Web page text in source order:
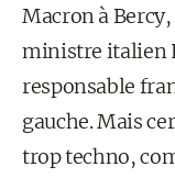
Macron à
ministre italien
responsable
gauche. Mais
trop techno,